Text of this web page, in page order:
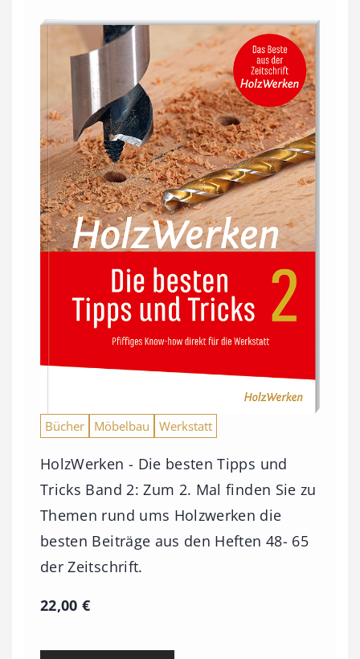
Bücher Möbelbau Werkstatt
HolzWerken - Die besten Tipps und
Tricks Band 2: Zum 2. Mal finden Sie zu
Themen rund ums Holzwerken die
besten Beiträge aus den Heften 48- 65
der Zeitschrift.
22,00€